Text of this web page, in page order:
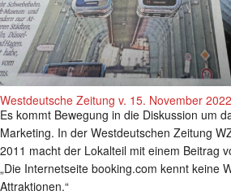
Westdeutsche Zeitung v. 15. November 2022
Es kommt Bewegung in die Diskussion um
Marketing. In der Westdeutschen Zeitung
2011 macht der Lokalteil mit einem Beitrag
„Die Internetseite booking.com kennt keine
Attraktionen.“